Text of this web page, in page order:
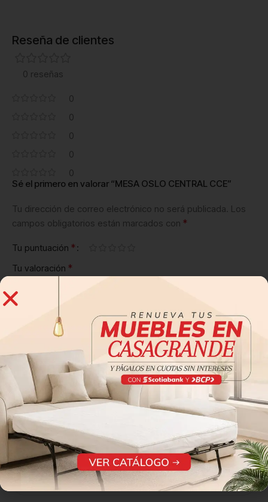
Reseña de clientes
0 reseñas
0
0
0
0
0
Sé el primero en valorar “MESA OSLO CENTRAL CCE”
Tu dirección de correo electrónico no será publicada. Los
campos obligatorios están marcados con *
Tu puntuación *
Tu valoración *
Nombre*
Correo electrónico*